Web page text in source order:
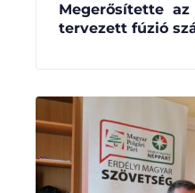
Megerősítette
tervezett fúzió